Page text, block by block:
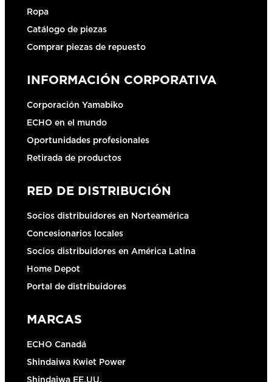
Ropa
Catálogo de piezas
Comprar piezas de repuesto
INFORMACIÓN CORPORATIVA
Corporación Yamabiko
ECHO en el mundo
Oportunidades profesionales
Retirada de productos
RED DE DISTRIBUCIÓN
Socios distribuidores en Norteamérica
Concesionarios locales
Socios distribuidores en América Latina
Home Depot
Portal de distribuidores
MARCAS
ECHO Canadá
Shindaiwa Kwiet Power
Shindaiwa EE.UU.